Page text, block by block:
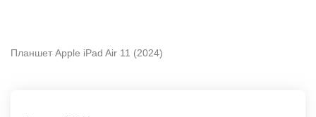
Планшет Apple iPad Air 11 (2024)